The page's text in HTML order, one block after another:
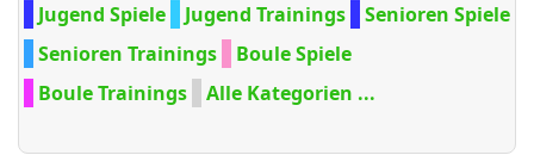
Jugend Spiele
Jugend Trainings
Senioren Spiele
Senioren Trainings
Boule Spiele
Boule Trainings
Alle Kategorien ...